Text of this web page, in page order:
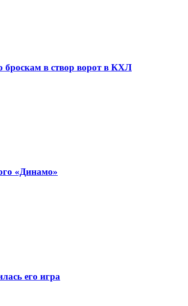
броскам в створ ворот в КХЛ
«Динамо»
его игра